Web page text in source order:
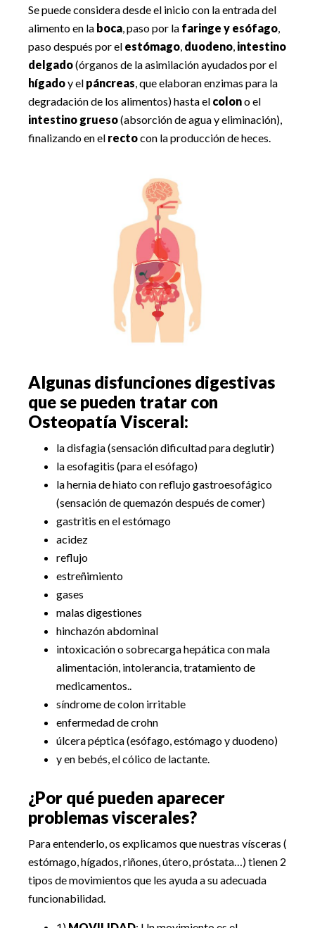
Se puede considera desde el inicio con la entrada del
alimento en la boca, paso por la faringe y esófago,
paso después por el estómago, duodeno, intestino
delgado(órganos de la asimilación ayudados por el
hígadoy el páncreas, que elaboran enzimas para la
degradación de los alimentos) hasta el colono el
intestino grueso(absorción de agua y eliminación),
finalizando en el rectocon la producción de heces.
Algunas disfunciones digestivas
que se pueden tratar con
Osteopatía Visceral:
la disfagia (sensación dificultad para deglutir)
la esofagitis (para el esófago)
la hernia de hiato con reflujo gastroesofágico
(sensación de quemazón después de comer)
gastritis en el estómago
acidez
reflujo
estreñimiento
gases
malas digestiones
hinchazón abdominal
intoxicación o sobrecarga hepática con mala
alimentación, intolerancia, tratamiento de
medicamentos..
síndrome de colon irritable
enfermedad de crohn
úlcera péptica (esófago, estómago y duodeno)
y en bebés, el cólico de lactante.
¿Por qué pueden aparecer
problemas viscerales?
Para entenderlo, os explicamos que nuestras vísceras (
estómago, hígados, riñones, útero, próstata…) tienen 2
tipos de movimientos que les ayuda a su adecuada
funcionabilidad.